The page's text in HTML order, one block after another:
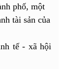
phố, một
tài sản của
tế - xã hội